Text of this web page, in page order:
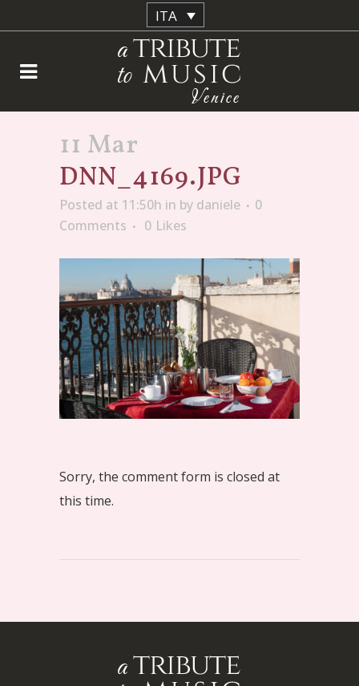
ITA
11 Mar
DNN_4169.JPG
Posted at 11:50h in by daniele
0
Comments
0 Likes
Sorry, the comment form is closed at
this time.